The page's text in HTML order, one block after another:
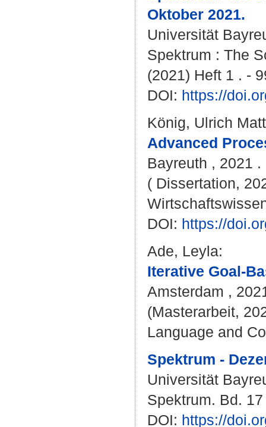
Oktober 2021.
Universität
Spektrum : The
(2021) Heft 1 . -
DOI: https://
König, Ulrich
Advanced
Bayreuth , 2021 .
( Dissertation,
DOI: https://
Ade, Leyla:
Iterative Goal-
Amsterdam ,
(Masterarbeit,
Language and
Spektrum -
Universität
Spektrum. Bd.
DOI: https://